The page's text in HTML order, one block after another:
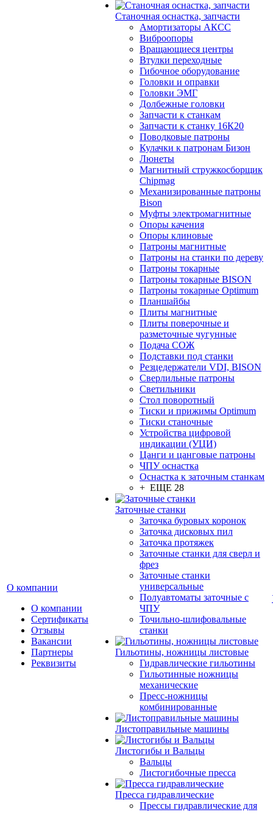
О компании
О компании
Сертификаты
Отзывы
Вакансии
Партнеры
Реквизиты
Станочная оснастка, запчасти
Амортизаторы АКСС
Виброопоры
Вращающиеся центры
Втулки переходные
Гибочное оборудование
Головки и оправки
Головки ЭМГ
Долбежные головки
Запчасти к станкам
Запчасти к станку 16К20
Поводковые патроны
Кулачки к патронам Бизон
Люнеты
Магнитный стружкосборщик
Chipmag
Механизированные патроны
Bison
Муфты электромагнитные
Опоры качения
Опоры клиновые
Патроны магнитные
Патроны на станки по дереву
Патроны токарные
Патроны токарные BISON
Патроны токарные Optimum
Планшайбы
Плиты магнитные
Плиты поверочные и
разметочные чугунные
Подача СОЖ
Подставки под станки
Резцедержатели VDI, BISON
Сверлильные патроны
Светильники
Стол поворотный
Тиски и прижимы Optimum
Тиски станочные
Устройства цифровой
индикации (УЦИ)
Цанги и цанговые патроны
ЧПУ оснастка
Оснастка к заточным станкам
+ ЕЩЕ 28
Заточные станки
Заточка буровых коронок
Заточка дисковых пил
Заточка протяжек
Заточные станки для сверл и
фрез
Заточные станки
универсальные
Полуавтоматы заточные с
ЧПУ
Точильно-шлифовальные
станки
Гильотины, ножницы листовые
Гидравлические гильотины
Гильотинные ножницы
механические
Пресс-ножницы
комбинированные
Листоправильные машины
Листогибы и Вальцы
Вальцы
Листогибочные пресса
Пресса гидравлические
Прессы гидравлические для